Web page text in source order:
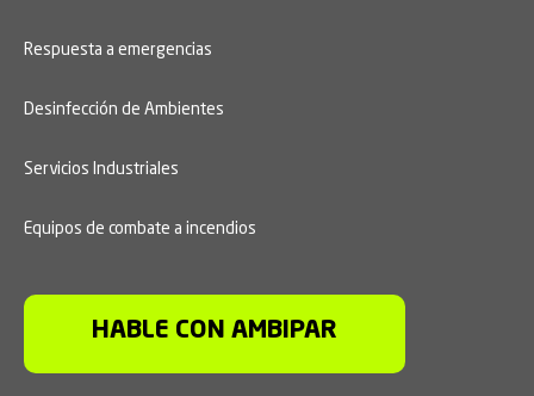
Respuesta a emergencias
Desinfección de Ambientes
Servicios Industriales
Equipos de combate a incendios
HABLE CON AMBIPAR